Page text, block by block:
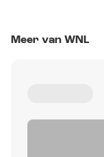
Meer van WNL